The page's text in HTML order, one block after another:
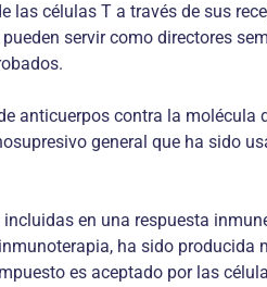
células T a través de sus
servir como directores
anticuerpos contra la molécula
general que ha sido
en una respuesta
ha sido producida
es aceptado por las